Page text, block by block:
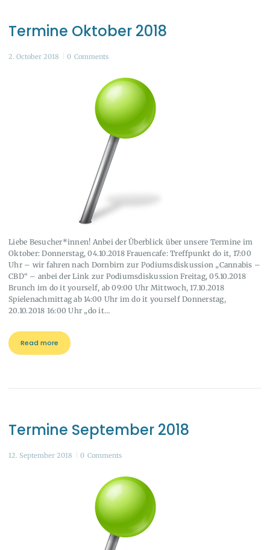
Termine Oktober 2018
2. October 2018 0 Comments
Liebe Besucher*innen! Anbei der Überblick über unsere Termine im
Oktober: Donnerstag, 04.10.2018 Frauencafe: Treffpunkt do it, 17:00
Uhr – wir fahren nach Dornbirn zur Podiumsdiskussion „Cannabis –
CBD“ – anbei der Link zur Podiumsdiskussion Freitag, 05.10.2018
Brunch im do it yourself, ab 09:00 Uhr Mittwoch, 17.10.2018
Spielenachmittag ab 14:00 Uhr im do it yourself Donnerstag,
20.10.2018 16:00 Uhr „do it…
Read more
Termine September 2018
12. September 2018 0 Comments